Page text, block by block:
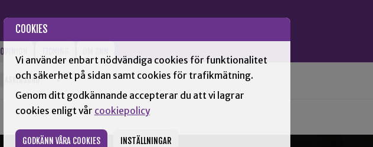
COOKIES
Vi använder enbart nödvändiga cookies för funktionalitet
och säkerhet på sidan samt cookies för trafikmätning.
Genom ditt godkännande accepterar du att vi lagrar
cookies enligt vår cookiepolicy
GODKÄNN VÅRA COOKIES INSTÄLLNINGAR
OPINION
ASKERSUND +